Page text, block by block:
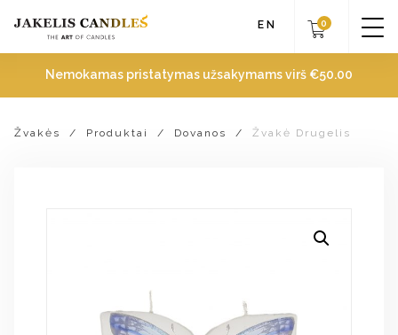
Nemokamas pristatymas užsakymams virš €50.00
EN 0
Žvakės / Produktai / Dovanos / Žvakė Drugelis